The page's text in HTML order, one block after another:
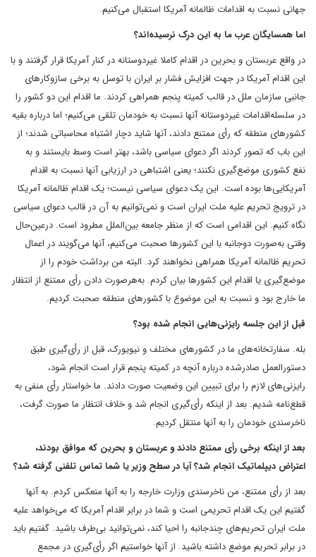
جهانی نسبت به اقدامات ظالمانه آمریکا استقبال می‌کنیم.
اما همسایگان عرب ما به این درک نرسیده‌اند؟
در ‌واقع عربستان و بحرین در اقدام کاملا غیردوستانه در کنار آمریکا قرار گرفتند و با
این اقدام آمریکا در جهت افزایش فشار بر ایران با توسل به برخی سازوکارهای
جانبی سازمان ملل در قالب کمیته پنجم همراهی کردند. ما اقدام این دو کشور را
در سلسله‌اقدامات غیردوستانه آنها نسبت به خودمان تلقی می‌کنیم؛ اما درباره بقیه
کشورهای منطقه که رأی ممتنع دادند، آنها شاید دچار اشتباه محاسباتی شدند؛ از
این باب که تصور کردند اگر دعوای سیاسی باشد، بهتر است وسط بایستند و به
نفع کشوری موضع‌گیری نکنند؛ یعنی اشتباهی در ارزیابی آنها نسبت به اقدام
آمریکایی‌ها بوده است. این یک دعوای سیاسی نیست؛ یک اقدام ظالمانه آمریکا
در ترویج تحریم علیه ملت ایران است و نمی‌توانیم به آن در قالب دعوای سیاسی
نگاه کنیم. این اقدامی است که از منظر جامعه بین‌الملل مطرود است. در‌عین‌حال
وقتی به‌صورت دوجانبه با این کشورها صحبت می‌کنیم، آنها می‌گویند در اعمال
تحریم ظالمانه آمریکا همراهی نخواهند کرد. البته من برداشت خودم را از
موضع‌گیری یا اقدام این کشورها بیان کردم. به‌هر‌صورت دادن رأی ممتنع از انتظار
ما خارج بود و نسبت به این موضوع با کشورهای منطقه صحبت کردیم.
قبل از این جلسه رایزنی‌هایی انجام شده بود؟
بله. سفارتخانه‌های ما در کشورهای مختلف و نیویورک، قبل از‌ رأی‌گیری طبق
دستورالعمل صادرشده درباره آنچه در کمیته پنجم قرار است انجام شود،
رایزنی‌های لازم را برای تبیین این وضعیت صورت دادند. ما خواستار رأی منفی به
قطع‌نامه شدیم. بعد از اینکه رأی‌گیری انجام شد و خلاف انتظار ما صورت گرفت،
ناخرسندی خودمان را به آنها منتقل کردیم.
بعد از اینکه برخی رأی ممتنع دادند و عربستان و بحرین که موافق بودند،
اعتراض دیپلماتیک انجام شد؟ آیا در سطح وزیر یا شما تماس تلفنی گرفته شد؟
بعد از رأی ممتنع، من ناخرسندی وزارت خارجه را به آنها منعکس کردم. به آنها
گفتیم این یک اقدام تحریمی است و شما در برابر اقدام آمریکا که می‌خواهد علیه
ملت ایران تحریم‌های چندجانبه را احیا کند، نمی‌توانید بی‌طرف باشید. گفتیم باید
در برابر تحریم موضع داشته باشید. از آنها خواستیم اگر رأی‌گیری در مجمع